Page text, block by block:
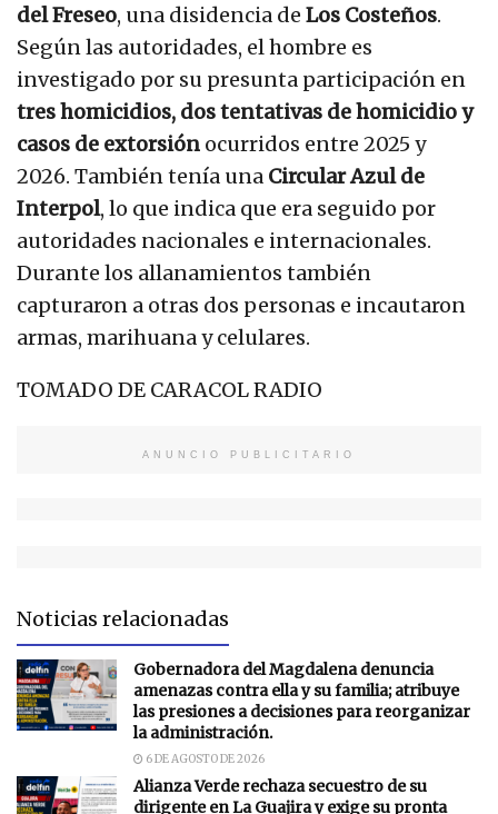
del Freseo, una disidencia de Los Costeños.
Según las autoridades, el hombre es
investigado por su presunta participación en
tres homicidios, dos tentativas de homicidio y
casos de extorsión ocurridos entre 2025 y
2026. También tenía una Circular Azul de
Interpol, lo que indica que era seguido por
autoridades nacionales e internacionales.
Durante los allanamientos también
capturaron a otras dos personas e incautaron
armas, marihuana y celulares.
TOMADO DE CARACOL RADIO
ANUNCIO PUBLICITARIO
Noticias relacionadas
Gobernadora del Magdalena denuncia
amenazas contra ella y su familia; atribuye
las presiones a decisiones para reorganizar
la administración.
6 DE AGOSTO DE 2026
Alianza Verde rechaza secuestro de su
dirigente en La Guajira y exige su pronta